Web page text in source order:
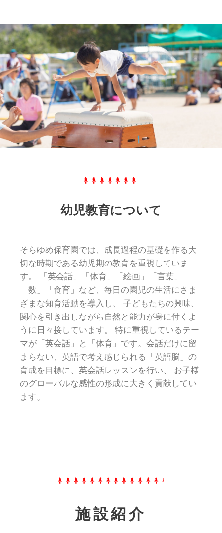
幼児教育について
そらゆめ保育園では、成長過程の基礎を作る大
切な時期である幼児期の教育を重視していま
す。 「英会話」「体育」「絵画」「言葉」
「数」「食育」など、毎日の園児の生活にさま
ざまな知育活動を導入し、 子どもたちの興味、
関心を引き出しながら自然と能力が身に付くよ
うに日々接しています。 特に重視しているテー
マが「英会話」と「体育」です。会話だけに留
まらない、英語で考え感じられる「英語脳」の
育成を目標に、英会話レッスンを行い、 お子様
のグローバルな感性の形成に大きく貢献してい
ます。
施設紹介